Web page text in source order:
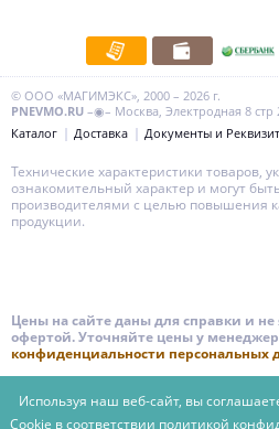
© ООО «МАГИМЭКС», 2000 – 2026 г.
PNEVMO.RU –◉– Москва, Электродная 8 стр
Каталог
Доставка Документы и
Технические характеристики товаров,
ознакомительный характер и могут
производителями с целью повышения
продукции.
Цены на сайте даны для справки и
офертой. Уточняйте цены у
конфиденциальности персональных
Используя наш веб-сайт, вы
Cookie в соответствии политикой